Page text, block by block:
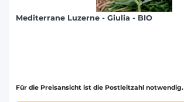
Mediterrane Luzerne - Giulia - BIO
Für die Preisansicht ist die Postleitzahl notwendig.